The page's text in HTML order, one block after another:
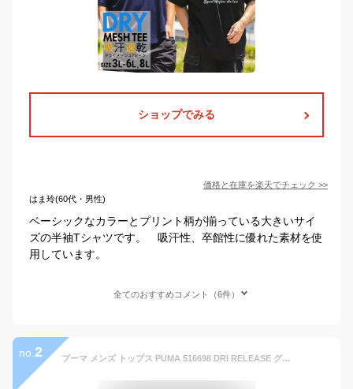
ショップでみる
価格と在庫を楽天でチェック >>
はま玲(60代・男性)
ベーシックなカラーとプリント柄が揃っている大きいサイ
ズの半袖Tシャツです。 吸汗性、卒館性に優れた素材を使
用しています。
全てのおすすめコメント（6件）
no. 2 プーマ メンズ トップス PUMA 516698 DRI RELEASE グラフィック Tシャツ | 夏 春 半袖 ランニング 大きいサイズ 3L ロング シャツ 吸水 速乾 吸汗 ドライ かっこいい カジュアル おしゃれ スポーツ トレーニング プリント 無地 シンプル ブランド 涼 XXL ビッグサイズ